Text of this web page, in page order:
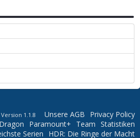
Version 1.1.8 Privacy Policy
Unsere AGB
Statistiken
Team
Paramount+
HDR: Die Ringe der Macht
Serien